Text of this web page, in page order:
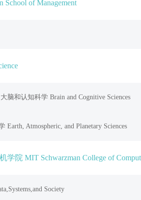
School of Management
大脑和认知科学 Brain and Cognitive Sciences
Earth, Atmospheric, and Planetary Sciences
学院 MIT Schwarzman College of
Society